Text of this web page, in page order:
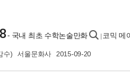
- 국내 최초 수학논술만화 코믹 메
수) 서울문화사 2015-09-20